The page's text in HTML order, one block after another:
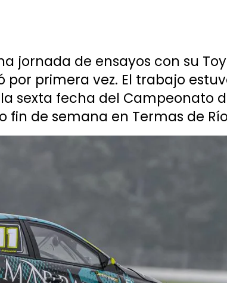
jornada de ensayos con su
primera vez. El trabajo
sexta fecha del Campeonato
fin de semana en Termas de